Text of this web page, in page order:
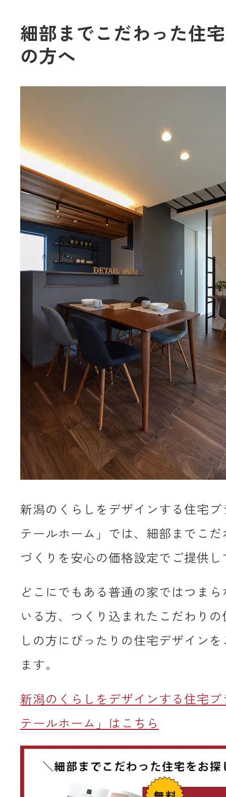
細部までこだわった住
の方へ
新潟のくらしをデザインする住宅
テールホーム」では、細部までこ
づくりを安心の価格設定でご提供
どこにでもある普通の家ではつま
いる方、つくり込まれたこだわり
しの方にぴったりの住宅デザイン
ます。
新潟のくらしをデザインする住宅
テールホーム」はこちら